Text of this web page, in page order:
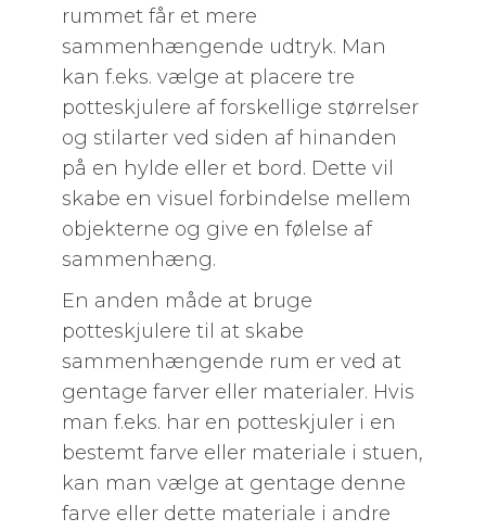
rummet får et mere
sammenhængende udtryk. Man
kan f.eks. vælge at placere tre
potteskjulere af forskellige størrelser
og stilarter ved siden af hinanden
på en hylde eller et bord. Dette vil
skabe en visuel forbindelse mellem
objekterne og give en følelse af
sammenhæng.
En anden måde at bruge
potteskjulere til at skabe
sammenhængende rum er ved at
gentage farver eller materialer. Hvis
man f.eks. har en potteskjuler i en
bestemt farve eller materiale i stuen,
kan man vælge at gentage denne
farve eller dette materiale i andre